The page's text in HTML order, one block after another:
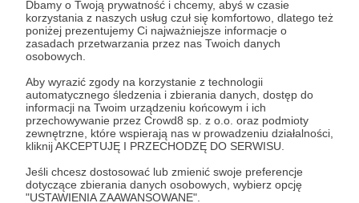
Dbamy o Twoją prywatność i chcemy, abyś w czasie
korzystania z naszych usług czuł się komfortowo, dlatego też
poniżej prezentujemy Ci najważniejsze informacje o
zasadach przetwarzania przez nas Twoich danych
osobowych.
Aby wyrazić zgody na korzystanie z technologii
automatycznego śledzenia i zbierania danych, dostęp do
informacji na Twoim urządzeniu końcowym i ich
przechowywanie przez Crowd8 sp. z o.o. oraz podmioty
zewnętrzne, które wspierają nas w prowadzeniu działalności,
kliknij AKCEPTUJĘ I PRZECHODZĘ DO SERWISU.
Jeśli chcesz dostosować lub zmienić swoje preferencje
dotyczące zbierania danych osobowych, wybierz opcję
"USTAWIENIA ZAAWANSOWANE".
Z racji faktu, że Tomasza systematycznie ubywa,
będziemy te fotografie aktualizować raz na trzy
miesiące.
nazywany „Dużym Sekim”...
-Oczywiście masz też dostęp do bonusów z
progów 10 i 20 zł
Patroni: 28